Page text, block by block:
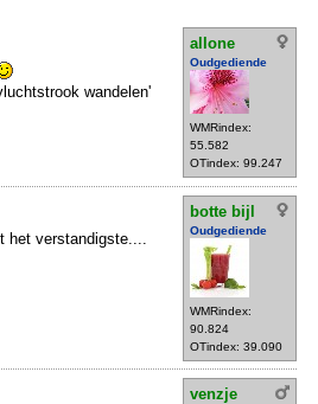
allone
Oudgediende
WMRindex:
55.582
OTindex: 99.247
wandelen'
botte bijl
Oudgediende
WMRindex:
90.824
OTindex: 39.090
verstandigste....
venzje